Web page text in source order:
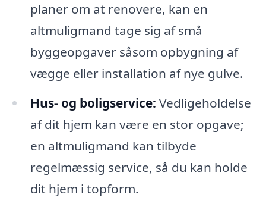
planer om at renovere, kan en
altmuligmand tage sig af små
byggeopgaver såsom opbygning af
vægge eller installation af nye gulve.
Hus- og boligservice: Vedligeholdelse
af dit hjem kan være en stor opgave;
en altmuligmand kan tilbyde
regelmæssig service, så du kan holde
dit hjem i topform.